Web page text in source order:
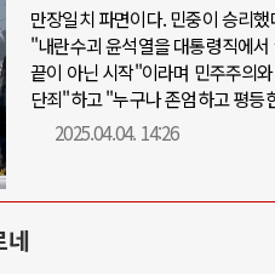
만장일치 파면이다. 민중이 승리
"내란수괴 윤석열을 대통령직에
끝이 아닌 시작"이라며 민주주의
단죄"하고 "누구나 존엄하고 평등
2025.04.04. 14:26
네